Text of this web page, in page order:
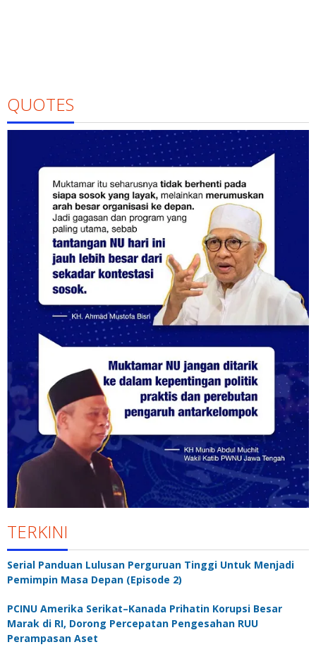
QUOTES
TERKINI
Serial Panduan Lulusan Perguruan Tinggi Untuk Menjadi
Pemimpin Masa Depan (Episode 2)
PCINU Amerika Serikat–Kanada Prihatin Korupsi Besar
Marak di RI, Dorong Percepatan Pengesahan RUU
Perampasan Aset